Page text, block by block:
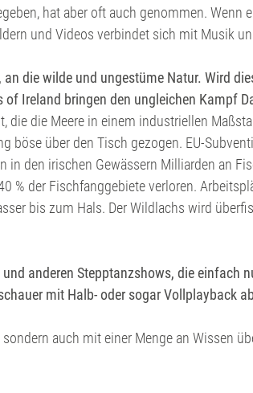
hat aber oft auch genommen.
und Videos verbindet sich mit Musik
die wilde und ungestüme Natur. Wird
Ireland bringen den ungleichen Kampf
die Meere in einem industriellen
böse über den Tisch gezogen. EU-
den irischen Gewässern Milliarden an
der Fischfanggebiete verloren.
bis zum Hals. Der Wildlachs wird
anderen Stepptanzshows, die einfach
mit Halb- oder sogar Vollplayback
auch mit einer Menge an Wissen